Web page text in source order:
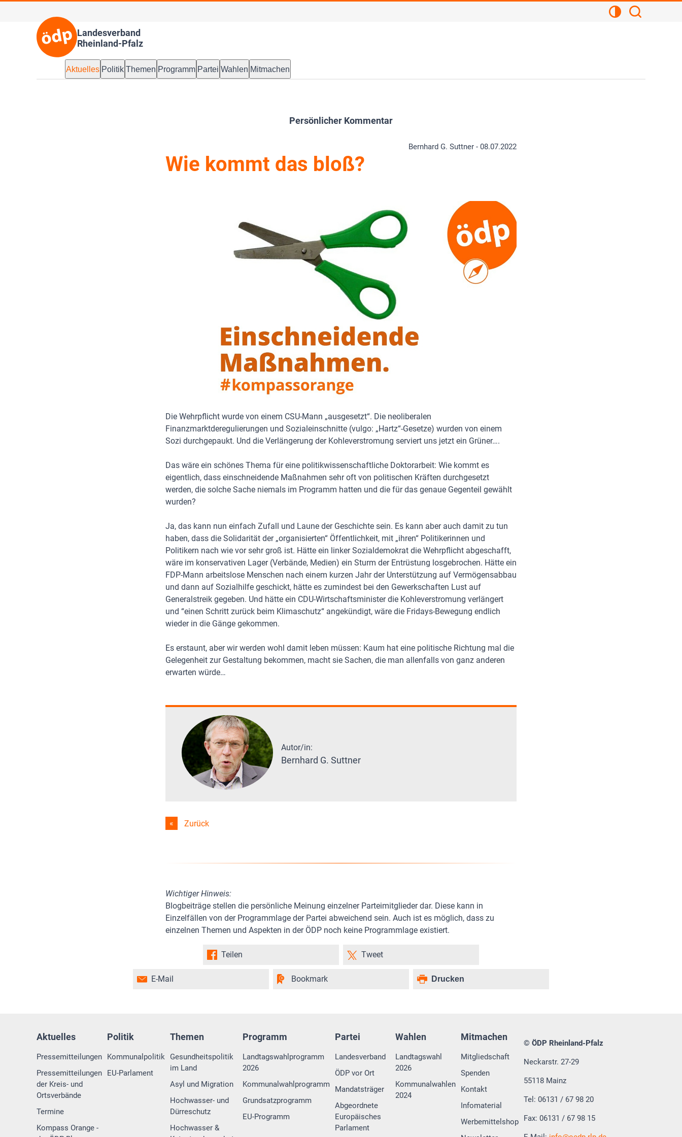
Landesverband
Rheinland-Pfalz
Kontrastansicht
Aktuelles Politik Themen Programm Partei Wahlen Mitmachen
Persönlicher Kommentar
Bernhard G. Suttner - 08.07.2022
Wie kommt das bloß?
Die Wehrpflicht wurde von einem CSU-Mann „ausgesetzt“. Die neoliberalen
Finanzmarktderegulierungen und Sozialeinschnitte (vulgo: „Hartz“-Gesetze) wurden von einem
Sozi durchgepaukt. Und die Verlängerung der Kohleverstromung serviert uns jetzt ein Grüner….
Das wäre ein schönes Thema für eine politikwissenschaftliche Doktorarbeit: Wie kommt es
eigentlich, dass einschneidende Maßnahmen sehr oft von politischen Kräften durchgesetzt
werden, die solche Sache niemals im Programm hatten und die für das genaue Gegenteil gewählt
wurden?
Ja, das kann nun einfach Zufall und Laune der Geschichte sein. Es kann aber auch damit zu tun
haben, dass die Solidarität der „organisierten“ Öffentlichkeit, mit „ihren“ Politikerinnen und
Politikern nach wie vor sehr groß ist. Hätte ein linker Sozialdemokrat die Wehrpflicht abgeschafft,
wäre im konservativen Lager (Verbände, Medien) ein Sturm der Entrüstung losgebrochen. Hätte ein
FDP-Mann arbeitslose Menschen nach einem kurzen Jahr der Unterstützung auf Vermögensabbau
und dann auf Sozialhilfe geschickt, hätte es zumindest bei den Gewerkschaften Lust auf
Generalstreik gegeben. Und hätte ein CDU-Wirtschaftsminister die Kohleverstromung verlängert
und “einen Schritt zurück beim Klimaschutz“ angekündigt, wäre die Fridays-Bewegung endlich
wieder in die Gänge gekommen.
Es erstaunt, aber wir werden wohl damit leben müssen: Kaum hat eine politische Richtung mal die
Gelegenheit zur Gestaltung bekommen, macht sie Sachen, die man allenfalls von ganz anderen
erwarten würde…
Autor/in:
Bernhard G. Suttner
Zurück
Wichtiger Hinweis:
Blogbeiträge stellen die persönliche Meinung einzelner Parteimitglieder dar. Diese kann in
Einzelfällen von der Programmlage der Partei abweichend sein. Auch ist es möglich, dass zu
einzelnen Themen und Aspekten in der ÖDP noch keine Programmlage existiert.
Teilen Tweet
E-Mail Bookmark Drucken
Aktuelles
Pressemitteilungen
Pressemitteilungen
der Kreis- und
Ortsverbände
Termine
Kompass Orange -
Politik
Kommunalpolitik
EU-Parlament
Themen
Gesundheitspolitik
im Land
Asyl und Migration
Hochwasser- und
Dürreschutz
Hochwasser &
Programm
Landtagswahlprogramm
2026
Kommunalwahlprogramm
Grundsatzprogramm
EU-Programm
Partei
Landesverband
ÖDP vor Ort
Mandatsträger
Abgeordnete
Europäisches
Parlament
Wahlen
Landtagswahl
2026
Kommunalwahlen
2024
Mitmachen
Mitgliedschaft
Spenden
Kontakt
Infomaterial
Werbemittelshop
© ÖDP Rheinland-Pfalz
Neckarstr. 27-29
55118 Mainz
Tel: 06131 / 67 98 20
Fax: 06131 / 67 98 15